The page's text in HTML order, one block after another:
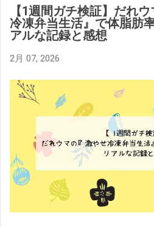
【1週間ガチ検証】だれ
冷凍弁当生活』で体脂肪
アルな記録と感想
2月 07, 2026